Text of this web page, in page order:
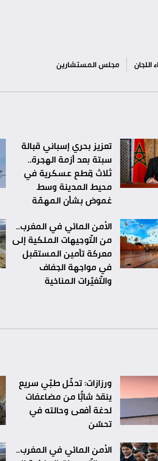
اللجان مجلس المستشارين
تعزيز بحري إسباني قبالة
سبتة بعد أزمة الهجرة..
ثلاث قِطع عسكرية في
محيط المدينة وسط
غموض بشأن المهمّة
الأمن المائي في المغرب..
من التّوجيهات الملكية إلى
معركة تأمين المستقبل
في مواجهة الجفاف
والتّغيّرات المناخية
ورزازات: تدخّل طبّي سريع
ينقذ شابًّا من مضاعفات
لدغة أفعى وحالته في
تحسّن
الأمن المائي في المغرب..